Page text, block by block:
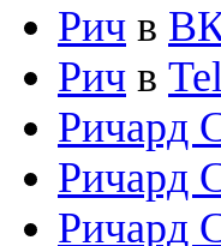
Рич в
Рич в
Ричард
Ричард
Ричард